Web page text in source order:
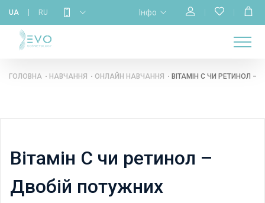
UA RU Інфо
ГОЛОВНА
НАС
МАГАЗИН
НАВЧАННЯ
ГОЛОВНА НАВЧАННЯ ОНЛАЙН НАВЧАННЯ ВІТАМІН C ЧИ РЕТИНОЛ –
Вітамін C чи ретинол –
Двобій потужних